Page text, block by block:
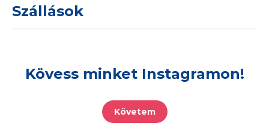
Szállások
Kövess minket Instagramon!
Követem